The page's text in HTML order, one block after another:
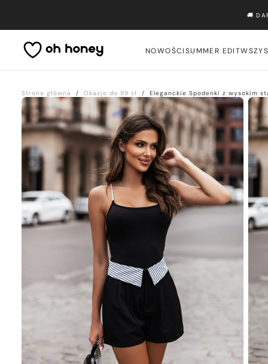
🚚
NOWOŚCISUMMER EDIT
Strona główna / Okazje do 99 zł /
Eleganckie Spodenki z wysokim